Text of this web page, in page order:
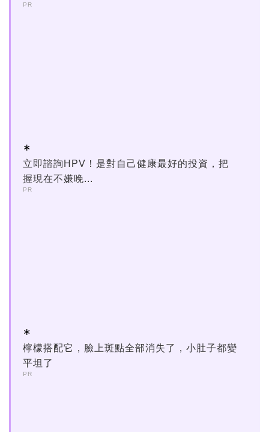
PR
立即諮詢HPV！是對自己健康最好的投資，把
握現在不嫌晚...
PR
檸檬搭配它，臉上斑點全部消失了，小肚子都變
平坦了
PR